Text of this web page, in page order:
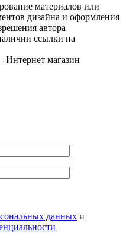
материалов или
дизайна и оформления
автора
ссылки на
Интернет магазин
данных и